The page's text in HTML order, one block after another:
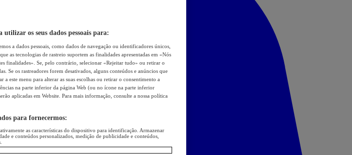
os seus dados pessoais para:
a dados pessoais, como dados de navegação ou identificadores únicos,
as tecnologias de rastreio suportem as finalidades apresentadas em «Nós
finalidades». Se, pelo contrário, selecionar «Rejeitar tudo» ou retirar o
Se os rastreadores forem desativados, alguns conteúdos e anúncios que
a este menu para alterar as suas escolhas ou retirar o consentimento a
na parte inferior da página Web (ou no ícone na parte inferior
aplicadas em Website. Para mais informação, consulte a nossa política
para fornecermos:
as características do dispositivo para identificação. Armazenar
e conteúdos personalizados, medição de publicidade e conteúdos,